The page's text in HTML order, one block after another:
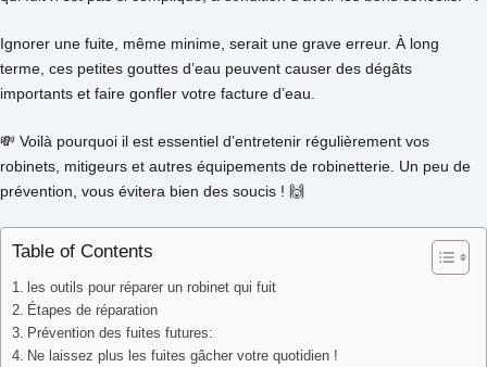
Ignorer une fuite, même minime, serait une grave erreur. À long
terme, ces petites gouttes d’eau peuvent causer des dégâts
importants et faire gonfler votre facture d’eau.
💸 Voilà pourquoi il est essentiel d’entretenir régulièrement vos
robinets, mitigeurs et autres équipements de robinetterie. Un peu de
prévention, vous évitera bien des soucis ! 🙌
Table of Contents
les outils pour réparer un robinet qui fuit
Étapes de réparation
Prévention des fuites futures:
Ne laissez plus les fuites gâcher votre quotidien !